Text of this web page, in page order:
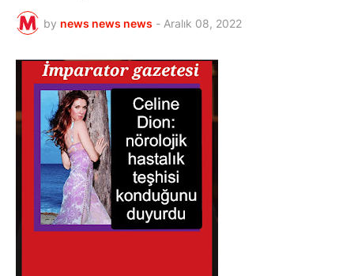
by news news news - Aralık 08, 2022